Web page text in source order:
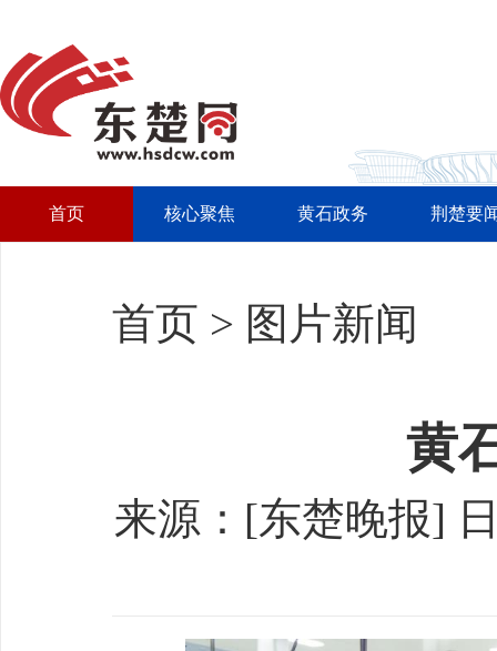
首页 核心聚焦 黄石政务 荆楚要
首页 > 图片新闻
黄
来源：[东楚晚报]